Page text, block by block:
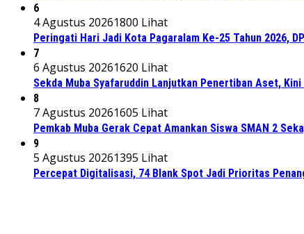
6
4 Agustus 20261800 Lihat
Peringati Hari Jadi Kota Pagaralam Ke-25 Tahun 2026,
7
6 Agustus 20261620 Lihat
Sekda Muba Syafaruddin Lanjutkan Penertiban Aset,
8
7 Agustus 20261605 Lihat
Pemkab Muba Gerak Cepat Amankan Siswa SMAN 2
9
5 Agustus 20261395 Lihat
Percepat Digitalisasi, 74 Blank Spot Jadi Prioritas